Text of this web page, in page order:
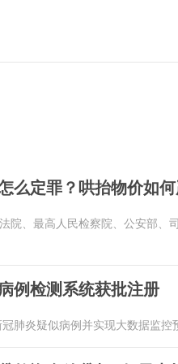
么定罪？哄抬物价如
院、最高人民检察院、公安部、
例检测系统获批注册
肺炎疑似病例并实现大数据监控